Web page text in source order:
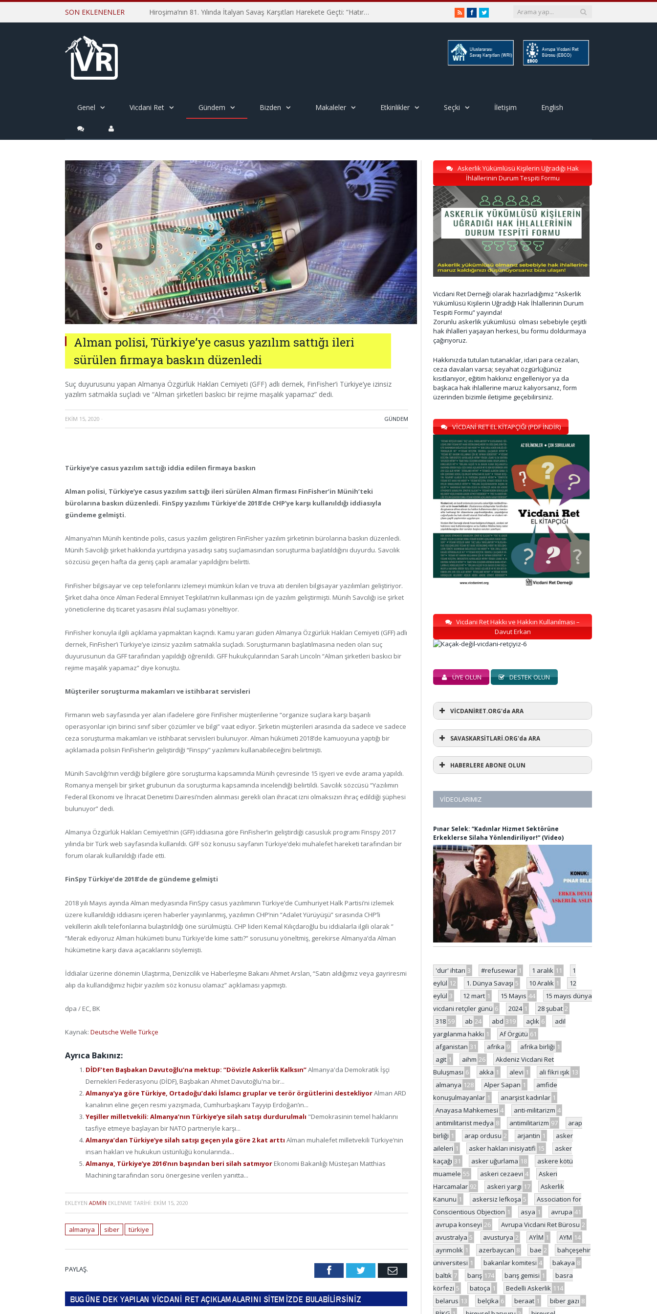
SON EKLENENLER Hiroşima’nın 81. Yılında İtalyan Savaş Karşıtları Harekete Geçti: “Hatırlamak yeterli değil” RSSFacebookTwitter
Genel Vicdani Ret Gündem Bizden Makaleler Etkinlikler Seçki İletişim English
Alman polisi, Türkiye’ye casus yazılım sattığı ileri
sürülen firmaya baskın düzenledi
Suç duyurusunu yapan Almanya Özgürlük Hakları Cemiyeti (GFF) adlı dernek, FinFisher’i Türkiye’ye izinsiz
yazılım satmakla suçladı ve “Alman şirketleri baskıcı bir rejime maşalık yapamaz” dedi.
EKIM 15, 2020 · GÜNDEM
Türkiye’ye casus yazılım sattığı iddia edilen firmaya baskın
Alman polisi, Türkiye’ye casus yazılım sattığı ileri sürülen Alman firması FinFisher’in Münih’teki
bürolarına baskın düzenledi. FinSpy yazılımı Türkiye’de 2018’de CHP’ye karşı kullanıldığı iddiasıyla
gündeme gelmişti.
Almanya’nın Münih kentinde polis, casus yazılım geliştiren FinFisher yazılım şirketinin bürolarına baskın düzenledi.
Münih Savcılığı şirket hakkında yurtdışına yasadışı satış suçlamasından soruşturma başlatıldığını duyurdu. Savcılık
sözcüsü geçen hafta da geniş çaplı aramalar yapıldığını belirtti.
FinFisher bilgisayar ve cep telefonlarını izlemeyi mümkün kılan ve truva atı denilen bilgisayar yazılımları geliştiriyor.
Şirket daha önce Alman Federal Emniyet Teşkilatı’nın kullanması için de yazılım geliştirmişti. Münih Savcılığı ise şirket
yöneticilerine dış ticaret yasasını ihlal suçlaması yöneltiyor.
FinFisher konuyla ilgili açıklama yapmaktan kaçındı. Kamu yararı güden Almanya Özgürlük Hakları Cemiyeti (GFF) adlı
dernek, FinFisher’i Türkiye’ye izinsiz yazılım satmakla suçladı. Soruşturmanın başlatılmasına neden olan suç
duyurusunun da GFF tarafından yapıldığı öğrenildi. GFF hukukçularından Sarah Lincoln “Alman şirketleri baskıcı bir
rejime maşalık yapamaz” diye konuştu.
Müşteriler soruşturma makamları ve istihbarat servisleri
Firmanın web sayfasında yer alan ifadelere göre FinFisher müşterilerine “organize suçlara karşı başarılı
operasyonlar için birinci sınıf siber çözümler ve bilgi” vaat ediyor. Şirketin müşterileri arasında da sadece ve sadece
ceza soruşturma makamları ve istihbarat servisleri bulunuyor. Alman hükümeti 2018’de kamuoyuna yaptığı bir
açıklamada polisin FinFisher’in geliştirdiği “Finspy” yazılımını kullanabileceğini belirtmişti.
Münih Savcılığı’nın verdiği bilgilere göre soruşturma kapsamında Münih çevresinde 15 işyeri ve evde arama yapıldı.
Romanya menşeli bir şirket grubunun da soruşturma kapsamında incelendiği belirtildi. Savcılık sözcüsü “Yazılımın
Federal Ekonomi ve İhracat Denetimi Dairesi’nden alınması gerekli olan ihracat izni olmaksızın ihraç edildiği şüphesi
bulunuyor” dedi.
Almanya Özgürlük Hakları Cemiyeti’nin (GFF) iddiasına göre FinFisher’in geliştirdiği casusluk programı Finspy 2017
yılında bir Türk web sayfasında kullanıldı. GFF söz konusu sayfanın Türkiye’deki muhalefet hareketi tarafından bir
forum olarak kullanıldığı ifade etti.
FinSpy Türkiye’de 2018’de de gündeme gelmişti
2018 yılı Mayıs ayında Alman medyasında FinSpy casus yazılımının Türkiye’de Cumhuriyet Halk Partisi’ni izlemek
üzere kullanıldığı iddiasını içeren haberler yayınlanmış, yazılımın CHP’nin “Adalet Yürüyüşü” sırasında CHP’li
vekillerin akıllı telefonlarına bulaştırıldığı öne sürülmüştü. CHP lideri Kemal Kılıçdaroğlu bu iddialarla ilgili olarak ”
“Merak ediyoruz Alman hükümeti bunu Türkiye’de kime sattı?” sorusunu yöneltmiş, gerekirse Almanya’da Alman
hükümetine karşı dava açacaklarını söylemişti.
İddialar üzerine dönemin Ulaştırma, Denizcilik ve Haberleşme Bakanı Ahmet Arslan, “Satın aldığımız veya gayriresmi
alıp da kullandığımız hiçbir yazılım söz konusu olamaz” açıklaması yapmıştı.
dpa / EC, BK
Kaynak: Deutsche Welle Türkçe
Ayrıca Bakınız:
DİDF’ten Başbakan Davutoğlu’na mektup: “Dövizle Askerlik Kalksın”Almanya'da Demokratik İşçi
Dernekleri Federasyonu (DİDF), Başbakan Ahmet Davutoğlu'na bir...
Almanya’ya göre Türkiye, Ortadoğu’daki İslamcı gruplar ve terör örgütlerini destekliyorAlman ARD
kanalının eline geçen resmi yazışmada, Cumhurbaşkanı Tayyip Erdoğan’ın...
Yeşiller milletvekili: Almanya’nın Türkiye’ye silah satışı durdurulmalı "Demokrasinin temel haklarını
tasfiye etmeye başlayan bir NATO partneriyle karşı...
Almanya’dan Türkiye’ye silah satışı geçen yıla göre 2 kat arttı Alman muhalefet milletvekili Türkiye’nin
insan hakları ve hukukun üstünlüğü konularında...
Almanya, Türkiye’ye 2016’nın başından beri silah satmıyor Ekonomi Bakanlığı Müsteşarı Matthias
Machining tarafından soru önergesine verilen yanıtta...
EKLEYEN ADMIN EKLENME TARIHI: EKIM 15, 2020
almanya siber türkiye
PAYLAŞ. FacebookTwitter Email
Askerlik Yükümlüsü Kişilerin Uğradığı Hak
İhlallerinin Durum Tespiti Formu
Vicdani Ret Derneği olarak hazırladığımız “Askerlik
Yükümlüsü Kişilerin Uğradığı Hak İhlallerinin Durum
Tespiti Formu” yayında!
Zorunlu askerlik yükümlüsü olması sebebiyle çeşitli
hak ihlalleri yaşayan herkesi, bu formu doldurmaya
çağırıyoruz.
Hakkınızda tutulan tutanaklar, idari para cezaları,
ceza davaları varsa; seyahat özgürlüğünüz
kısıtlanıyor, eğitim hakkınız engelleniyor ya da
başkaca hak ihlallerine maruz kalıyorsanız, form
üzerinden bizimle iletişime geçebilirsiniz.
VİCDANİ RET EL KİTAPÇIĞI (PDF İNDİR)
Vicdani Ret Hakkı ve Hakkın Kullanılması –
Davut Erkan
ÜYE OLUN DESTEK OLUN
VİCDANİRET.ORG'da ARA
SAVASKARSİTLARİ.ORG'da ARA
HABERLERE ABONE OLUN
VIDEOLARIMIZ
Pınar Selek: “Kadınlar Hizmet Sektörüne
Erkeklerse Silaha Yönlendiriliyor!” (Video)
'dur' ihtarı 3 #refusewar 1 1 aralık 11
1
eylül 12 1. Dünya Savaşı 5 10 Aralık 1
12
eylül 3 12 mart 1 15 Mayıs 44
15 mayıs dünya
vicdani retçiler günü 6 2024 1 28 şubat 2
318 59 ab 24 abd 319 açlık 6
adil
yargılanma hakkı 1 Af Örgütü 61
afganistan 31 afrika 9 afrika birliği 1
agit 1 aihm 26
Akdeniz Vicdani Ret
Buluşması 6 akka 1 alevi 1 ali fikri ışık 13
almanya 128 Alper Sapan 1
amfide
konuşulmayanlar 1 anarşist kadınlar 1
Anayasa Mahkemesi 4 anti-militarizm 4
antimilitarist medya 8 antimilitarizm 97
arap
birliği 1 arap ordusu 2 arjantin 1
asker
aileleri 1 asker hakları inisiyatifi 15
asker
kaçağı 31 asker uğurlama 18
askere kötü
muamele 55 askeri cezaevi 4
Askeri
Harcamalar 92 askeri yargı 17
Askerlik
Kanunu 1 askersiz lefkoşa 5
Association for
Conscientious Objection 1 asya 1 avrupa 41
avrupa konseyi 26 Avrupa Vicdani Ret Bürosu 2
avustralya 5 avusturya 2 AYİM 1 AYM 14
ayrımcılık 1 azerbaycan 8 bae 2
bahçeşehir
üniversitesi 1 bakanlar komitesi 4 bakaya 8
baltık 7 barış 174 barış gemisi 1
basra
körfezi 5 batoça 1 Bedelli Askerlik 114
belarus 13 belçika 6 beraat 1 biber gazı 8